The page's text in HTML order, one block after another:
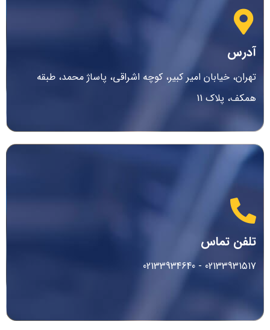
آدرس
تهران، خیابان امیر کبیر، کوچه اشراقی، پاساژ محمد، طبقه
همکف، پلاک 11
تلفن تماس
02133931517 - 02133934640